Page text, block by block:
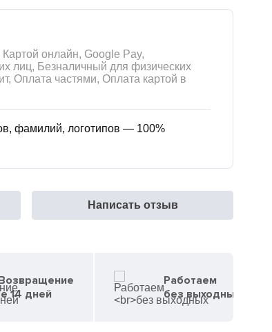
онлайн, Google Pay,
лиц, Безналичный для физических
Оплата частями, Оплата картой в
фамилий, логотипов — 100%
Написать отзыв
14 дней
Работаем
без выходных